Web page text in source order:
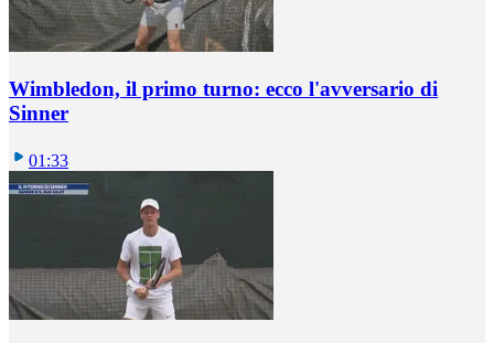
Wimbledon, il primo turno: ecco l'avversario di
Sinner
01:33